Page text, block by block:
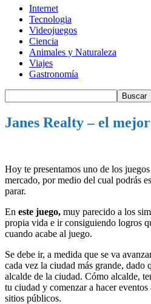
Internet
Tecnologia
Videojuegos
Ciencia
Animales y Naturaleza
Viajes
Gastronomía
Janes Realty – el
Hoy te presentamos uno de los
mercado, por medio del cual podrás
parar.
En este juego, muy parecido a los
propia vida e ir consiguiendo logros
cuando acabe al juego.
Se debe ir, a medida que se va
cada vez la ciudad más grande, dado
alcalde de la ciudad. Cómo alcalde,
tu ciudad y comenzar a hacer
sitios públicos.